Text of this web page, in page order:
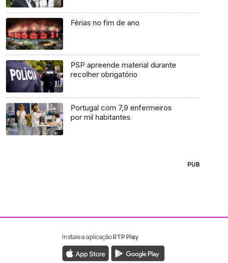
Férias no fim de ano
PSP apreende material durante
recolher obrigatório
Portugal com 7,9 enfermeiros
por mil habitantes
PUB
da RTP Madeira
da RTP Madeira
Instale a aplicaçãoRTP Play